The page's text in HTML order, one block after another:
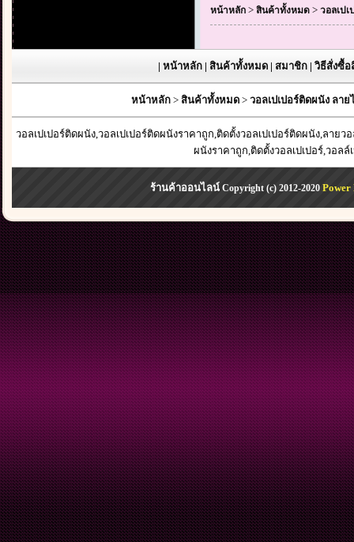
หน้าหลัก > สินค้าทั้งหมด > วอลเป
| หน้าหลัก | สินค้าทั้งหมด | สมาชิก | วิธีสั่งซื้
หน้าหลัก> สินค้าทั้งหมด> วอลเปเปอร์ติดผนัง ลา
วอลเปเปอร์ติดผนัง,วอลเปเปอร์ติดผนังราคาถูก,ติดตั้งวอลเปเปอร์ติดผนัง,ลาย
ผนังราคาถูก,ติดตั้งวอลเปเปอร์,วอล
ร้านค้าออนไลน์Copyright (c) 2012-2020 Power